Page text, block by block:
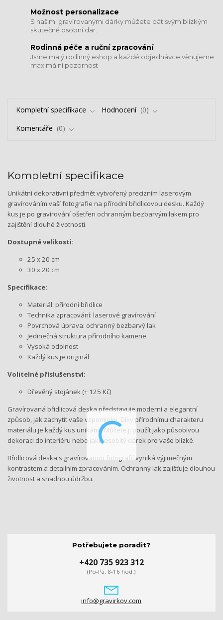
Možnost personalizace
S našimi gravírovanými dárky můžete dát svým blízkým
skutečně osobní dar.
​​​​​​​Rodinná péče a ruční zpracování
Jsme malý rodinný eshop a každé objednávce věnujeme
maximální pozornost
Kompletní specifikace Hodnocení
0
Komentáře
0
Kompletní specifikace
Unikátní dekorativní předmět vytvořený precizním laserovým
gravírováním vaší fotografie na přírodní břidlicovou desku. Každý
kus je po gravírování ošetřen ochranným bezbarvým lakem pro
zajištění dlouhé životnosti.
Dostupné velikosti:
25 x 20 cm
30 x 20 cm
Specifikace:
Materiál: přírodní břidlice
Technika zpracování: laserové gravírování
Povrchová úprava: ochranný bezbarvý lak
Jedinečná struktura přírodního kamene
Vysoká odolnost
Každý kus je originál
Volitelné příslušenství:
Dřevěný stojánek (+ 125 Kč)
Gravírovaná břidlicová deska představuje moderní a elegantní
způsob, jak zachytit vaše vzpomínky. Díky přírodnímu charakteru
materiálu je každý kus unikátní. Můžete ji použít jako působivou
dekoraci do interiéru nebo jako osobitý dárek pro vaše blízké.
Břidlicová deska s gravírovanou fotografií vyniká výjimečným
kontrastem a detailním zpracováním. Ochranný lak zajišťuje dlouhou
životnost a snadnou údržbu.
Potřebujete poradit?
+420 735 923 312
(Po-Pá, 8-16 hod.)
info@gravirkov.com